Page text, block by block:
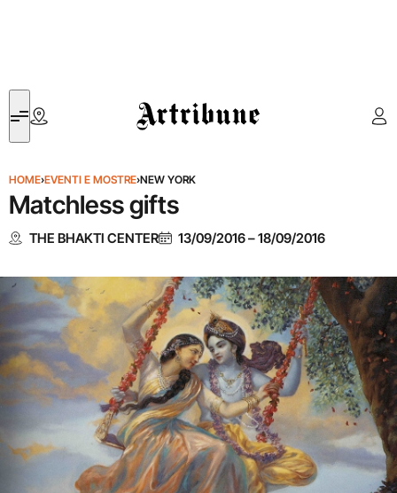
Artribune
HOME›EVENTI E MOSTRE›NEW YORK
Matchless gifts
THE BHAKTI CENTER 13/09/2016–18/09/2016